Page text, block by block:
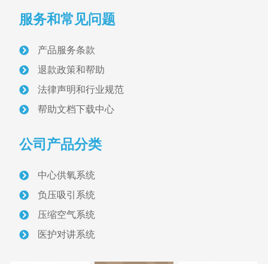
医用气体终端
医用设备带
医护对讲设备
信息化呼叫对讲
服务和常见问题
产品服务条款
退款政策和帮助
法律声明和行业规范
帮助文档下载中心
公司产品分类
中心供氧系统
负压吸引系统
压缩空气系统
医护对讲系统